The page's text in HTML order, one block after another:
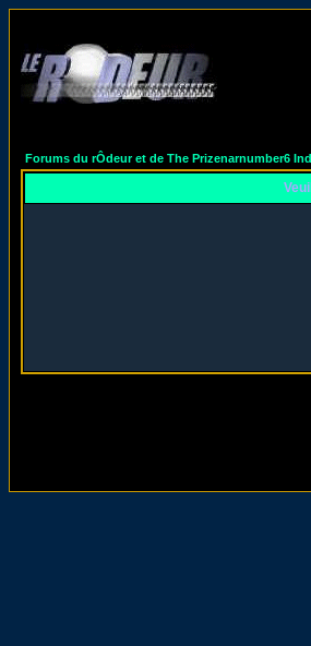
Forums du rÔdeur et de The Prizenarnumber6